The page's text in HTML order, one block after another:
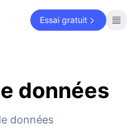
Essai gratuit
données
données